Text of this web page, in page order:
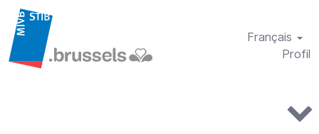
Français
Profil